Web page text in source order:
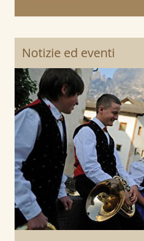
Notizie ed eventi